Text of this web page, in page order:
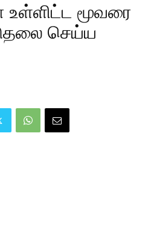
உள்ளிட்ட மூவரை
செய்ய